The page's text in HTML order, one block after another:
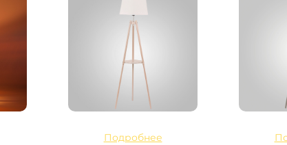
Подробнее